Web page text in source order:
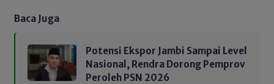
Baca Juga
Potensi Ekspor Jambi Sampai Level
Nasional, Rendra Dorong Pemprov
Peroleh PSN 2026